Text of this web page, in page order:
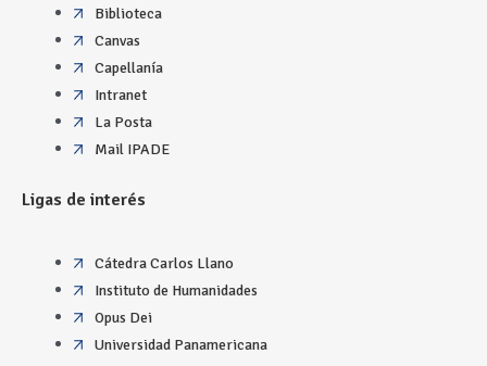
Biblioteca
Canvas
Capellanía
Intranet
La Posta
Mail IPADE
Ligas de interés
Cátedra Carlos Llano
Instituto de Humanidades
Opus Dei
Universidad Panamericana